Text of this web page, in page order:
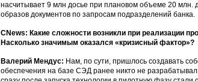
насчитывает 9 млн досье при плановом объеме 20 млн.
образов документов по запросам подразделений банка.
CNews: Какие сложности возникли при реализации
Насколько значимым оказался «кризисный фактор»?
Валерий Мендус: Нам, по сути, пришлось создавать
обеспечения на базе СЭД ранее никто не